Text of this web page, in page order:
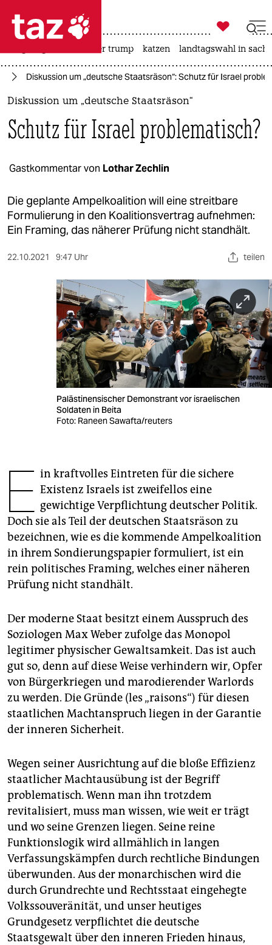
 taz zahl ich
taz zahl ich
politik
öko
gesellschaft
kultur
veranstaltungen
unterstützen
genossenschaft
epaper login

taz zahl ich
usa unter trump katzen landtagswahl in
Diskussion um „deutsche Staatsräson“: Schutz für Israel
Diskussion um „deutsche Staatsräson“
Schutz für Israel problematisch?
Gastkommentar von Lothar Zechlin
Die geplante Ampelkoalition will eine streitbare
Formulierung in den Koalitionsvertrag aufnehmen:
Ein Framing, das näherer Prüfung nicht standhält.
22.10.2021 9:47 Uhr teilen
Palästinensischer Demonstrant vor israelischen
Soldaten in Beita
Foto: Raneen Sawafta/reuters
E in kraftvolles Eintreten für die sichere
Existenz Israels ist zweifellos eine
gewichtige Verpflichtung deutscher Politik.
Doch sie als Teil der deutschen Staatsräson zu
bezeichnen, wie es die kommende Ampelkoalition
in ihrem Sondierungspapier formuliert, ist ein
rein politisches Framing, welches einer näheren
Prüfung nicht standhält.
Der moderne Staat besitzt einem Ausspruch des
Soziologen Max Weber zufolge das Monopol
legitimer physischer Gewaltsamkeit. Das ist auch
gut so, denn auf diese Weise verhindern wir, Opfer
von Bürgerkriegen und marodierender Warlords
zu werden. Die Gründe (les „raisons“) für diesen
staatlichen Machtanspruch liegen in der Garantie
der inneren Sicherheit.
Wegen seiner Ausrichtung auf die bloße Effizienz
staatlicher Machtausübung ist der Begriff
problematisch. Wenn man ihn trotzdem
revitalisiert, muss man wissen, wie weit er trägt
und wo seine Grenzen liegen. Seine reine
Funktionslogik wird allmählich in langen
Verfassungskämpfen durch rechtliche Bindungen
überwunden. Aus der monarchischen wird die
durch Grundrechte und Rechtsstaat eingehegte
Volkssouveränität, und unser heutiges
Grundgesetz verpflichtet die deutsche
Staatsgewalt über den inneren Frieden hinaus,